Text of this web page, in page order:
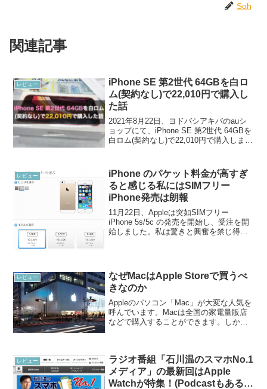
Soh
関連記事
レビュー
iPhone SE 第2世代 64GBを白ロ
ム(契約なし)で22,010円で購入し
た話
2021年8月22日、ヨドバシアキバのauシ
ョップにて、iPhone SE 第2世代 64GBを
白ロム(契約なし)で22,010円で購入しまし
iPhone SE...
レビュー
iPhone のパケット料金が高すぎ
ると感じる私にはSIMフリー
iPhone発売は朗報
11月22日、Appleは突如SIMフリー
iPhone 5s/5c の発売を開始し、受注を開
始しました。私は驚きと興奮を禁じ得ま
レビュー
なぜMacはApple Storeで買うべ
きなのか
Appleのパソコン「Mac」が大変な人気を
呼んでいます。Macは全国の家電量販店
などで購入することができます。しか
レビュー
ラジオ番組「石川温のスマホNo.1
メディア」の最新回はApple
Watchが特集！(Podcastもある